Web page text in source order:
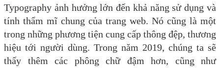
Typography ảnh hưởng lớn đến khả năng sử dụng và
tính thẩm mĩ chung của trang web. Nó cũng là một
trong những phương tiện cung cấp thông đệp, thương
hiệu tới người dùng. Trong năm 2019, chúng ta sẽ
thấy thêm các phông chữ đậm hơn, cũng như